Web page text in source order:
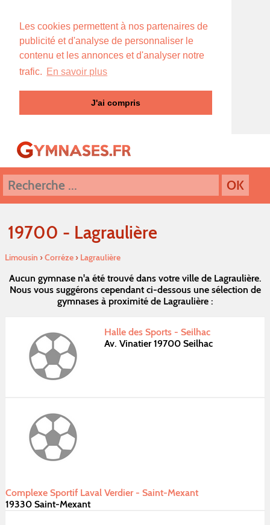
Les cookies permettent à nos partenaires de
publicité et d'analyse de personnaliser le
contenu et les annonces et d'analyser notre
trafic. En savoir plus
J'ai compris
19700 - Lagraulière
Limousin ›Corréze› Lagraulière
Aucun gymnase n'a été trouvé dans votre ville de Lagraulière.
Nous vous suggérons cependant ci-dessous une sélection de
gymnases à proximité de Lagraulière :
Halle des Sports - Seilhac
Av. Vinatier 19700 Seilhac
Complexe Sportif Laval Verdier - Saint-Mexant
19330 Saint-Mexant